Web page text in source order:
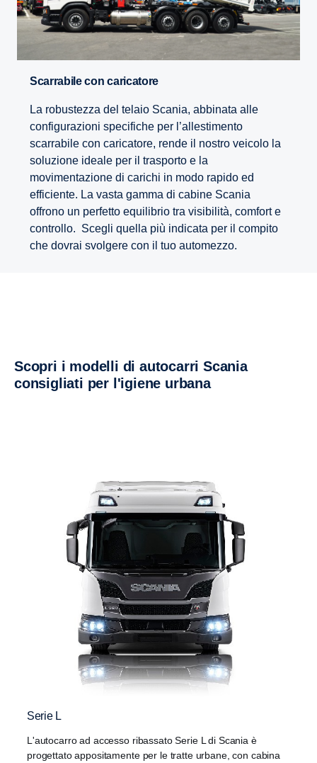
Scarrabile con caricatore
La robustezza del telaio Scania, abbinata alle
configurazioni specifiche per l’allestimento
scarrabile con caricatore, rende il nostro veicolo la
soluzione ideale per il trasporto e la
movimentazione di carichi in modo rapido ed
efficiente. La vasta gamma di cabine Scania
offrono un perfetto equilibrio tra visibilità, comfort e
controllo. Scegli quella più indicata per il compito
che dovrai svolgere con il tuo automezzo.
Scopri i modelli di autocarri Scania
consigliati per l'igiene urbana
Serie L
L'autocarro ad accesso ribassato Serie L di Scania è
progettato appositamente per le tratte urbane, con cabina